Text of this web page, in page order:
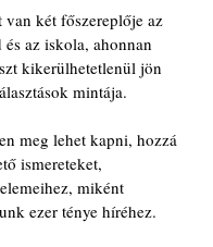
két főszereplője az
az iskola, ahonnan
kikerülhetetlenül jön
mintája.
meg lehet kapni, hozzá
ismereteket,
miként
ezer ténye híréhez.